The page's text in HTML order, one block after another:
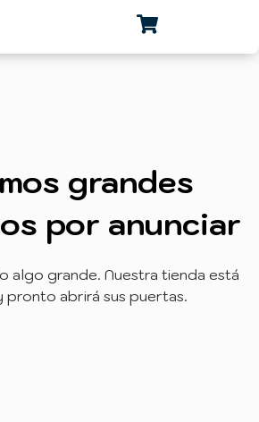
grandes
por anunciar
algo grande. Nuestra tienda está
pronto abrirá sus puertas.